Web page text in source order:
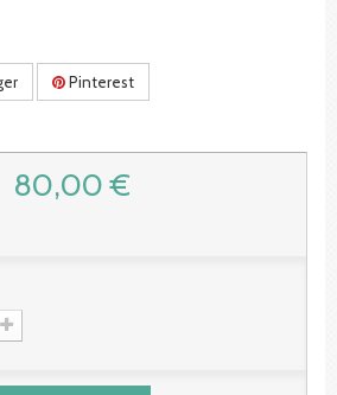
Pinterest
80,00 €